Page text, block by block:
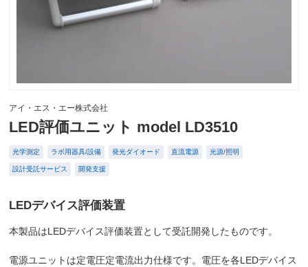
アイ・エス・エー株式会社
LED評価ユニット model LD3510
光学測定 ラボ用器具/設備 発光ダイオード 直流電源 光源/照明
設計受託サービス 開発支援
LEDデバイス評価装置
本製品はLEDデバイス評価装置として受託開発したものです。
電源ユニットは定電圧定電流出力仕様です。電圧を各LEDデバイス